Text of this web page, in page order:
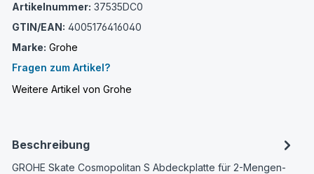
Artikelnummer: 37535DC0
GTIN/EAN: 4005176416040
Marke: Grohe
Fragen zum Artikel?
Weitere Artikel von Grohe
Beschreibung
GROHE Skate Cosmopolitan S Abdeckplatte für 2-Mengen-